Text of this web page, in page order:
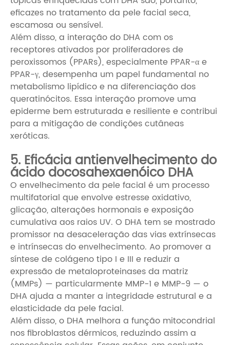
eficazes no tratamento da pele facial seca,
escamosa ou sensível.
Além disso, a interação do DHA com os
receptores ativados por proliferadores de
peroxissomos (PPARs), especialmente PPAR-α e
PPAR-γ, desempenha um papel fundamental no
metabolismo lipídico e na diferenciação dos
queratinócitos. Essa interação promove uma
epiderme bem estruturada e resiliente e contribui
para a mitigação de condições cutâneas
xeróticas.
5. Eficácia antienvelhecimento do
ácido docosahexaenóico DHA
O envelhecimento da pele facial é um processo
multifatorial que envolve estresse oxidativo,
glicação, alterações hormonais e exposição
cumulativa aos raios UV. O DHA tem se mostrado
promissor na desaceleração das vias extrínsecas
e intrínsecas do envelhecimento. Ao promover a
síntese de colágeno tipo I e III e reduzir a
expressão de metaloproteinases da matriz
(MMPs) — particularmente MMP-1 e MMP-9 — o
DHA ajuda a manter a integridade estrutural e a
elasticidade da pele facial.
Além disso, o DHA melhora a função mitocondrial
nos fibroblastos dérmicos, reduzindo assim a